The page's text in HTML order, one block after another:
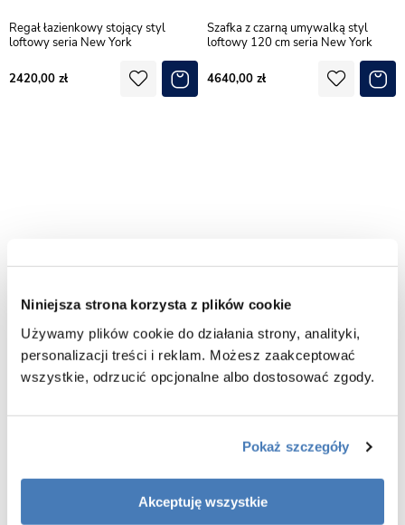
Niniejsza strona korzysta z plików cookie
Używamy plików cookie do działania strony, analityki,
personalizacji treści i reklam. Możesz zaakceptować
wszystkie, odrzucić opcjonalne albo dostosować zgody.
Pokaż szczegóły
Akceptuję wszystkie
Regał łazienkowy stojący styl
loftowy seria New York
2420,00
Szafka z czarną umywalką styl
loftowy 120 cm seria New York
4640,00
loftowy 120 cm seria New York
Szafka z czarną umywalką styl
loftowy 100 cm seria New York